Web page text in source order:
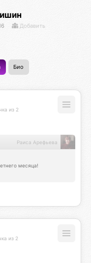
Добавить
Био
из 2
Раиса Арефьева
месяца!
из 2